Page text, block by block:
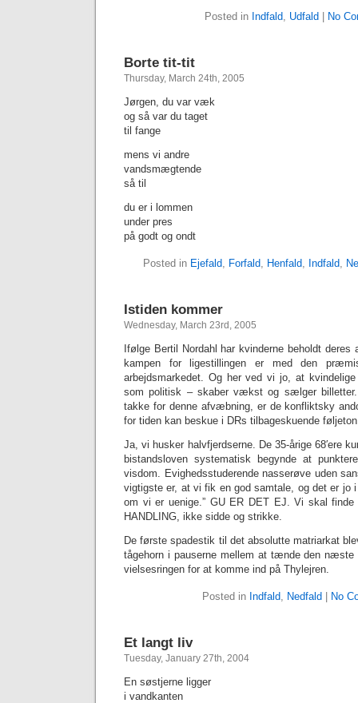
Posted in Indfald, Udfald No
Borte tit-tit
Thursday, March 24th, 2005
Jørgen, du var væk
og så var du taget
til fange
mens vi andre
vandsmægtende
så til
du er i lommen
under pres
på godt og ondt
Posted in Ejefald, Forfald, Henfald, Indfald,
Istiden kommer
Wednesday, March 23rd, 2005
Ifølge Bertil Nordahl har kvinderne beholdt
kampen for ligestillingen er med den
arbejdsmarkedet. Og her ved vi jo, at
som politisk – skaber vækst og sælger
takke for denne afvæbning, er de konfliktsky
for tiden kan beskue i DRs tilbageskuende
Ja, vi husker halvfjerdserne. De 35-årige 68′ere
bistandsloven systematisk begynde at
visdom. Evighedsstuderende nasserøve uden
vigtigste er, at vi fik en god samtale, og det er jo
om vi er uenige.” GU ER DET EJ. Vi skal finde
HANDLING, ikke sidde og strikke.
De første spadestik til det absolutte matriarkat
tågehorn i pauserne mellem at tænde den
vielsesringen for at komme ind på Thylejren.
Posted in Indfald, Nedfald No
Et langt liv
Tuesday, January 27th, 2004
En søstjerne ligger
i vandkanten